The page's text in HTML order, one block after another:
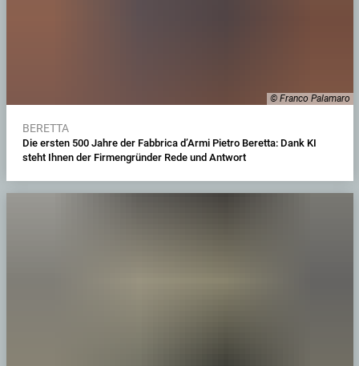
© Franco Palamaro
BERETTA
Die ersten 500 Jahre der Fabbrica d’Armi Pietro Beretta: Dank KI
steht Ihnen der Firmengründer Rede und Antwort